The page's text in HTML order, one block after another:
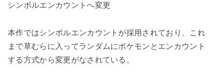
シンボルエンカウントへ変更
本作ではシンボルエンカウントが採用されており、これ
まで草むらに入ってランダムにポケモンとエンカウント
する方式から変更がなされている。